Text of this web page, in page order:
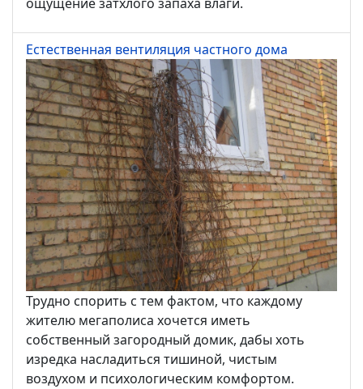
Естественная вентиляция частного дома
Трудно спорить с тем фактом, что каждому
жителю мегаполиса хочется иметь
собственный загородный домик, дабы хоть
изредка насладиться тишиной, чистым
воздухом и психологическим комфортом.